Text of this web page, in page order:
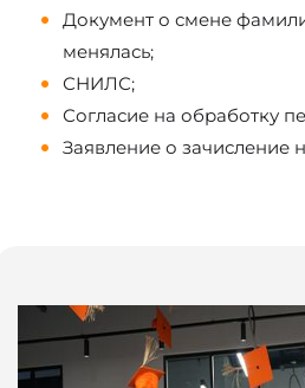
Документ о смене
менялась;
СНИЛС;
Согласие на обработку
Заявление о зачисление